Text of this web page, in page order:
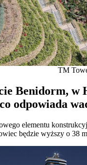
TM
Benidorm, w
odpowiada
elementu
będzie wyższy o 38